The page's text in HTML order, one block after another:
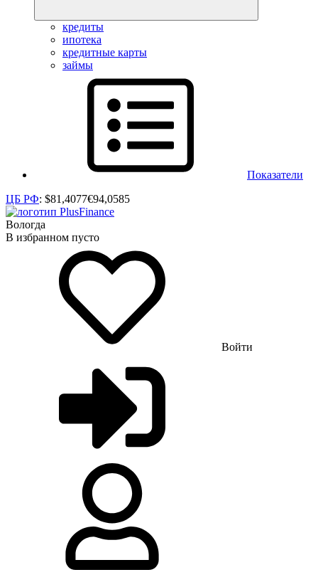
кредиты
ипотека
кредитные карты
займы
Показатели
ЦБ РФ: $81,4077€94,0585
Вологда
В избранном пусто
Войти